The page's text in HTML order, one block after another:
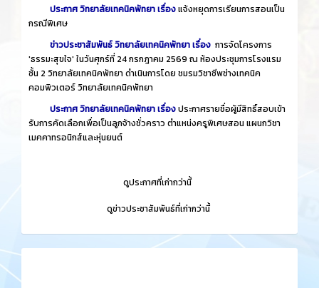
ประกาศ วิทยาลัยเทคนิคพัทยา เรื่องแจ้งหยุดการเรียนการสอนเป็น
กรณีพิเศษ
ข่าวประชาสัมพันธ์ วิทยาลัยเทคนิคพัทยา เรื่อง การจัดโครงการ
'ธรรมะสุขใจ' ในวันศุกร์ที่ 24 กรกฎาคม 2569 ณ ห้องประชุมการโรงแรม
ชั้น 2 วิทยาลัยเทคนิคพัทยา ดำเนินการโดย ชมรมวิชาชีพช่างเทคนิค
คอมพิวเตอร์ วิทยาลัยเทคนิคพัทยา
ประกาศ วิทยาลัยเทคนิคพัทยา เรื่องประกาศรายชื่อผู้มีสิทธิ์สอบเข้า
รับการคัดเลือกเพื่อเป็นลูกจ้างชั่วคราว ตำแหน่งครูพิเศษสอน แผนกวิชา
เมคคาทรอนิกส์และหุ่นยนต์
ดูประกาศที่เก่ากว่านี้
ดูข่าวประชาสัมพันธ์ที่เก่ากว่านี้